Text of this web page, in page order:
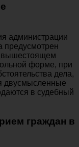
администрации
предусмотрен
вышестоящем
форме, при
дела,
двусмысленные
в судебный
граждан в